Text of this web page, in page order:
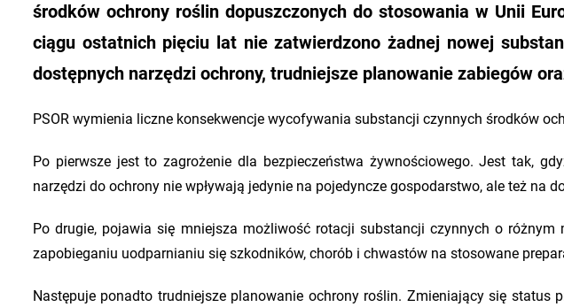
środków ochrony roślin dopuszczonych do stosowania w Unii
ciągu ostatnich pięciu lat nie zatwierdzono żadnej nowej
dostępnych narzędzi ochrony, trudniejsze planowanie zabiegów
PSOR wymienia liczne konsekwencje wycofywania substancji czynnych środków
Po pierwsze jest to zagrożenie dla bezpieczeństwa żywnościowego. Jest tak,
narzędzi do ochrony nie wpływają jedynie na pojedyncze gospodarstwo, ale też na
Po drugie, pojawia się mniejsza możliwość rotacji substancji czynnych o różnym
zapobieganiu uodparnianiu się szkodników, chorób i chwastów na stosowane
Następuje ponadto trudniejsze planowanie ochrony roślin. Zmieniający się status